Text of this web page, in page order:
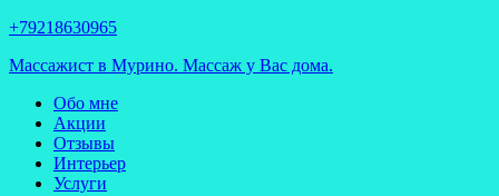
Перейти
содержимому
Enter)
+79218630965
Массажист в Мурино. Массаж у Вас дома.
Обо мне
Акции
Отзывы
Интерьер
Услуги